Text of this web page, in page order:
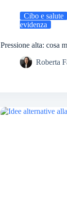
Cibo e salute
evidenza
Pressione alta: cosa
Roberta